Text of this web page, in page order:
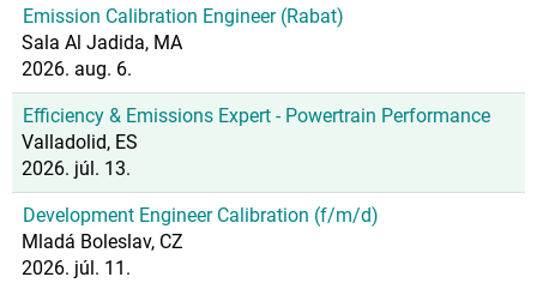
Emission Calibration Engineer (Rabat)
Sala Al Jadida, MA
2026. aug. 6.
Efficiency & Emissions Expert - Powertrain Performance
Valladolid, ES
2026. júl. 13.
Development Engineer Calibration (f/m/d)
Mladá Boleslav, CZ
2026. júl. 11.